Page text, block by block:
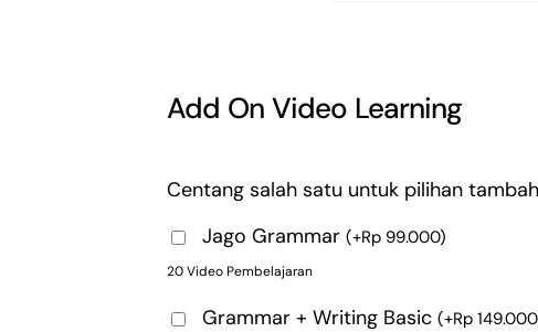
Add On Video Learning
Centang salah satu untuk pilihan
Jago Grammar (+Rp 99.000)
20 Video Pembelajaran
Grammar + Writing Basic (+Rp 149.000